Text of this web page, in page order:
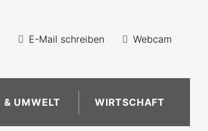
E-Mail schreiben Webcam
& UMWELT WIRTSCHAFT